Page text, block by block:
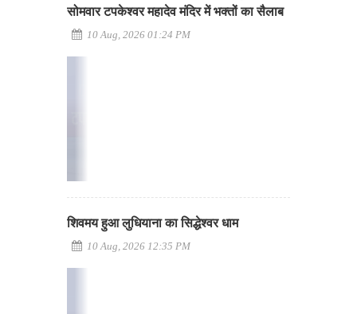
सोमवार टपकेश्वर महादेव मंदिर में भक्तों का सैलाब
10 Aug, 2026 01:24 PM
शिवमय हुआ लुधियाना का सिद्धेश्वर धाम
10 Aug, 2026 12:35 PM